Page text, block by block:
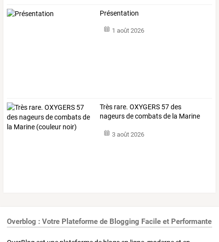
Présentation
1 août 2026
Très rare. OXYGERS 57des
nageursdecombatsde la Marine
3 août 2026
Overblog : Votre Plateforme de Blogging Facile et Performante